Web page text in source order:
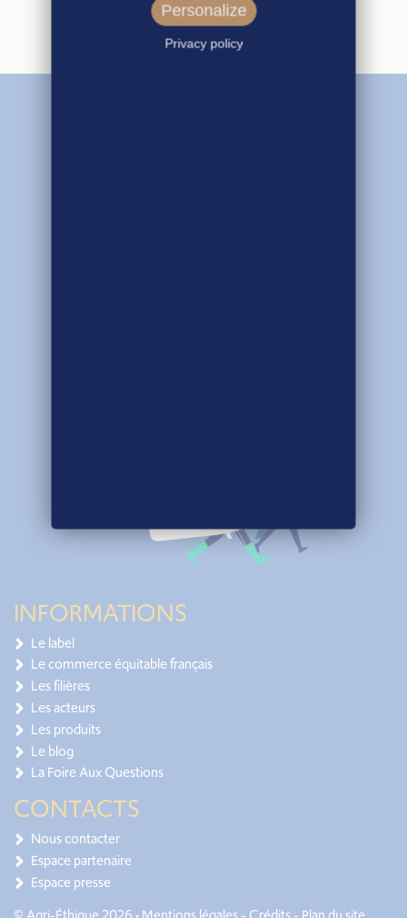
INFORMATIONS
Le label
Le commerce équitable français
Les filières
Les acteurs
Les produits
Le blog
La Foire Aux Questions
CONTACTS
Nous contacter
Espace partenaire
Espace presse
Personalize
Privacy policy